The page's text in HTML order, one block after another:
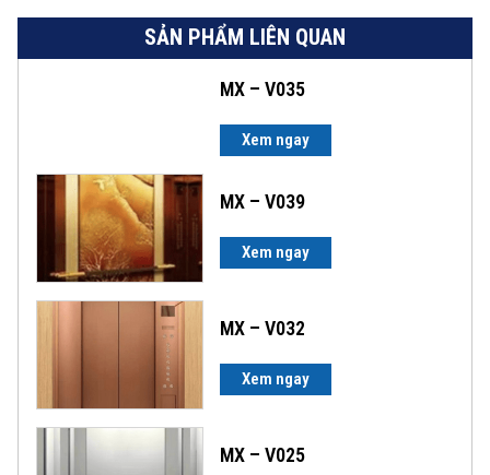
SẢN PHẨM LIÊN QUAN
MX – V035
Xem ngay
MX – V039
Xem ngay
MX – V032
Xem ngay
MX – V025